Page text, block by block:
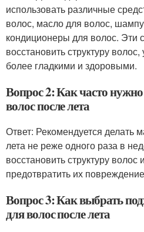
использовать различные
волос, масло для волос,
кондиционеры для волос. Эти
восстановить структуру
более гладкими и здоровыми.
Вопрос 2: Как часто
волос после лета
Ответ: Рекомендуется делать
лета не реже одного раза в
восстановить структуру
предотвратить их
Вопрос 3: Как выбрать
для волос после лета